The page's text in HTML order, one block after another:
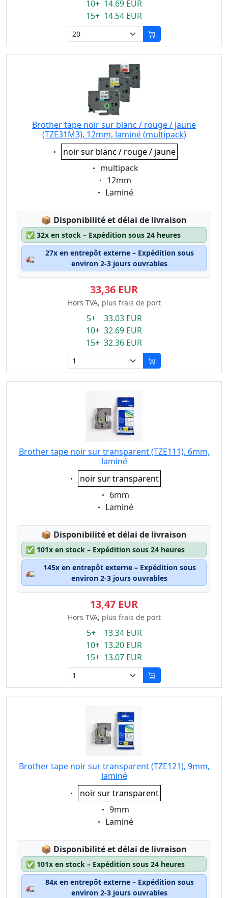
10+ 14.69 EUR
15+ 14.54 EUR
Brother tape noir sur blanc / rouge / jaune
(TZE31M3), 12mm, laminé (multipack)
Eigenschaft:
noir sur blanc / rouge / jaune
Eigenschaft:
multipack
Eigenschaft:
12mm
Eigenschaft:
Laminé
📦 Lagerstatus:
Disponibilité et délai de livraison
✅ 32x en stock – Expédition sous 24 heures
🚛
27x en entrepôt externe – Expédition sous
environ 2-3 jours ouvrables
33,36 EUR
Hors TVA, plus frais de port
5+ 33.03 EUR
10+ 32.69 EUR
15+ 32.36 EUR
Brother tape noir sur transparent (TZE111), 6mm,
laminé
Eigenschaft:
noir sur transparent
Eigenschaft:
6mm
Eigenschaft:
Laminé
📦 Lagerstatus:
Disponibilité et délai de livraison
✅ 101x en stock – Expédition sous 24 heures
🚛
145x en entrepôt externe – Expédition sous
environ 2-3 jours ouvrables
13,47 EUR
Hors TVA, plus frais de port
5+ 13.34 EUR
10+ 13.20 EUR
15+ 13.07 EUR
Brother tape noir sur transparent (TZE121), 9mm,
laminé
Eigenschaft:
noir sur transparent
Eigenschaft:
9mm
Eigenschaft:
Laminé
📦 Lagerstatus:
Disponibilité et délai de livraison
✅ 101x en stock – Expédition sous 24 heures
🚛
84x en entrepôt externe – Expédition sous
environ 2-3 jours ouvrables